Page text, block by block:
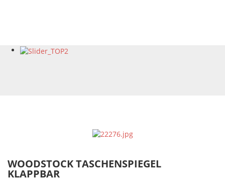
WOODSTOCK TASCHENSPIEGEL
KLAPPBAR